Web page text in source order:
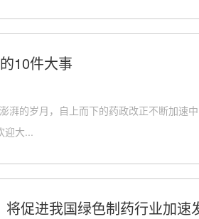
10件大事
湃的岁月，自上而下的药政改正不断加速
迎大...
促进我国绿色制药行业加速